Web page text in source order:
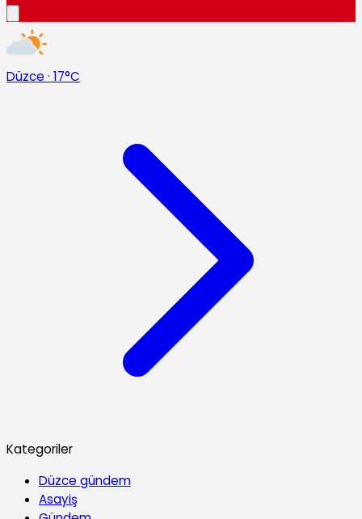
Düzce · 17°C
Kategoriler
Düzce gündem
Asayiş